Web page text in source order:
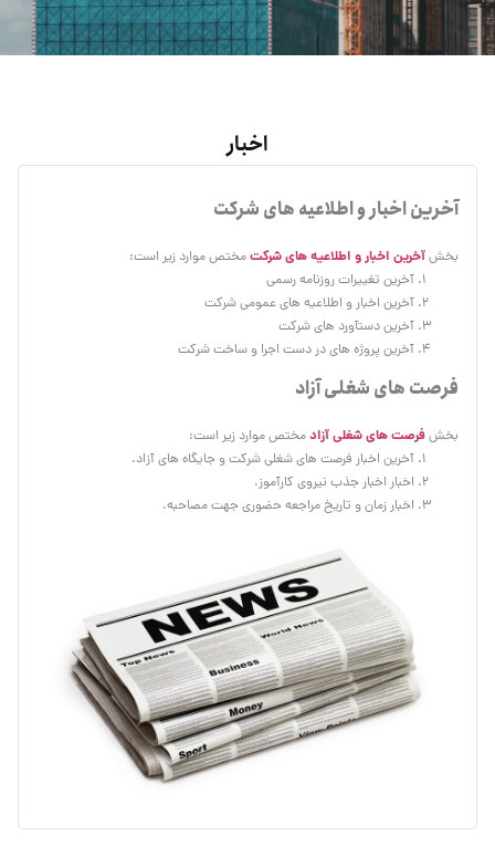
اخبار
آخرین اخبار و اطلاعیه های شرکت
بخشآخرین اخبار و اطلاعیه های شرکتمختص موارد زیر است:
آخرین تغییرات روزنامه رسمی
آخرین اخبار و اطلاعیه های عمومی شرکت
آخرین دستآورد های شرکت
آخرین پروژه های در دست اجرا و ساخت شرکت
فرصت های شغلی آزاد
بخشفرصت های شغلی آزادمختص موارد زیر است:
آخرین اخبار فرصت های شغلی شرکت و جایگاه های آزاد.
اخبار اخبار جذب نیروی کارآموز.
اخبار زمان و تاریخ مراجعه حضوری جهت مصاحبه.